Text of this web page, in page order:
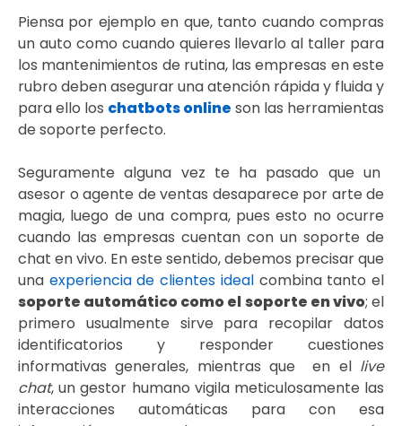
Piensa por ejemplo en que, tanto cuando compras
un auto como cuando quieres llevarlo al taller para
los mantenimientos de rutina, las empresas en este
rubro deben asegurar una atención rápida y fluida y
para ello los chatbots online son las herramientas
de soporte perfecto.
Seguramente alguna vez te ha pasado que un
asesor o agente de ventas desaparece por arte de
magia, luego de una compra, pues esto no ocurre
cuando las empresas cuentan con un soporte de
chat en vivo. En este sentido, debemos precisar que
una experiencia de clientes idealcombina tanto el
soporte automático como el soporte en vivo; el
primero usualmente sirve para recopilar datos
identificatorios y responder cuestiones
informativas generales, mientras que en el live
chat, un gestor humano vigila meticulosamente las
interacciones automáticas para con esa